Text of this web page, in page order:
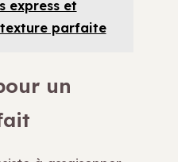
express et
parfaite
un